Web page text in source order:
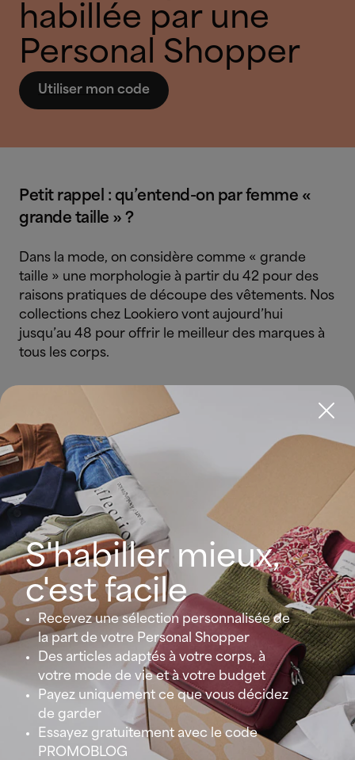
habillée par une
Personal Shopper
Utiliser mon code
Petit rappel : qu’entend-on par femme «
grande taille » ?
Dans la mode, on considère comme « grande
taille » une morphologie à partir du 42 pour des
raisons pratiques de découpe des vêtements. Nos
collections chez Lookiero vont aujourd’hui
jusqu’au 48 pour offrir le meilleur des marques à
tous les corps.
Souvent, les parties du corps les plus sensibles à
habiller pour une femme ronde sont le ventre, les
jambes et les hanches. Nos Personal Shoppers
reçoivent régulièrement des messages de
femmes qui souhaitent dissimuler une partie de
leur corps, et qui se sentent parfois mal à l’aise en
été à l’idée de s’exposer un peu plus.
L’idée de ce guide est de prendre les choses à
l’envers : plutôt que de chercher à dissimuler,
nous vous proposons de chercher à sublimer ce
qui vous plaît le plus chez vous. Certains
vêtements, imprimés ou accessoires sont parfaits
pour ça, qui accompagnent très bien une grande
taille :
Les robes et jupes midi ou longues, qui
étirent vos jambes et allongent votre
silhouette.
S'habiller mieux,
c'est facile
Recevez une sélection personnalisée de
la part de votre Personal Shopper
Des articles adaptés à votre corps, à
votre mode de vie et à votre budget
Payez uniquement ce que vous décidez
de garder
Essayez gratuitement avec le code
PROMOBLOG